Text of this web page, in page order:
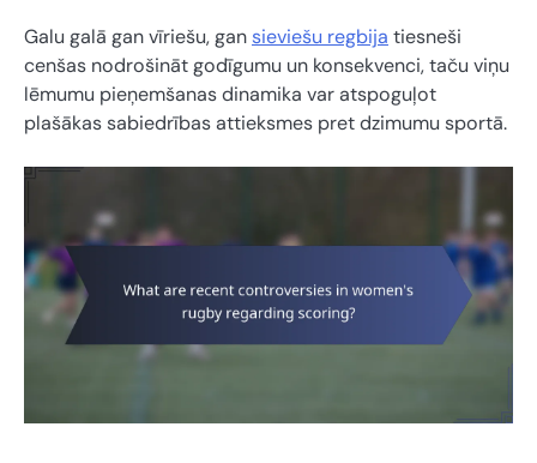
Galu galā gan vīriešu, gansieviešu regbija tiesneši
cenšas nodrošināt godīgumu un konsekvenci, taču viņu
lēmumu pieņemšanas dinamika var atspoguļot
plašākas sabiedrības attieksmes pret dzimumu sportā.